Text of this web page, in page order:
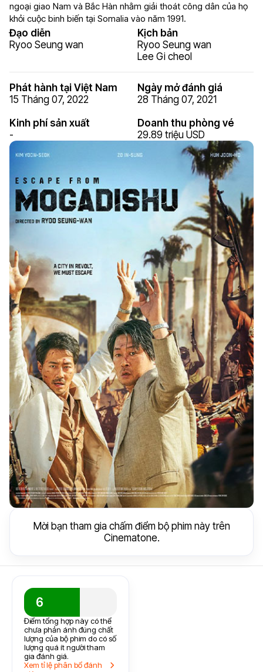
ngoại giao Nam và Bắc Hàn nhằm giải thoát công dân của họ
khỏi cuộc binh biến tại Somalia vào năm 1991.
Đạo diễn
Ryoo Seung wan
Kịch bản
Ryoo Seung wan
Lee Gi cheol
Phát hành tại Việt Nam
15 Tháng 07, 2022
Ngày mở đánh giá
28 Tháng 07, 2021
Kinh phí sản xuất
-
Doanh thu phòng vé
29.89 triệu USD
Mời bạn tham gia chấm điểm bộ phim này trên
Cinematone.
6
Điểm tổng hợp này có thể
chưa phản ánh đúng chất
lượng của bộ phim do có số
lượng quá ít người tham
gia đánh giá.
Xem tỉ lệ phân bổ đánh